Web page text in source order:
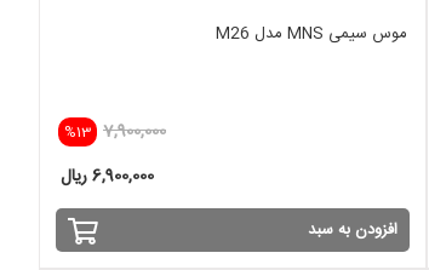
موس سیمی MNS مدل M26
%13 7,900,000
6,900,000 ریال
افزودن به سبد